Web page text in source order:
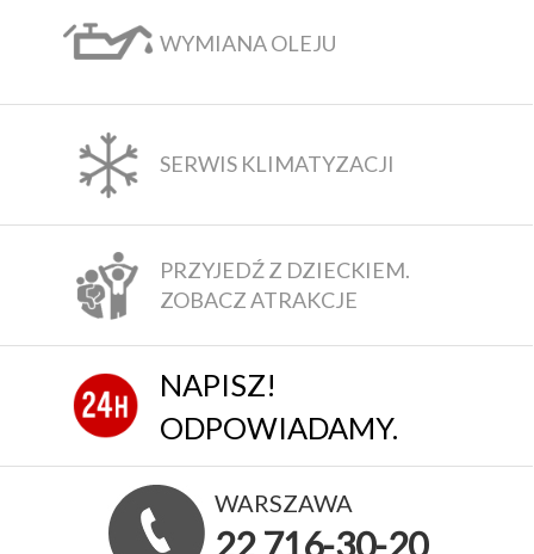
WYMIANA OLEJU
SERWIS KLIMATYZACJI
PRZYJEDŹ Z DZIECKIEM.
ZOBACZ ATRAKCJE
NAPISZ!
ODPOWIADAMY.
WARSZAWA
22 716-30-20